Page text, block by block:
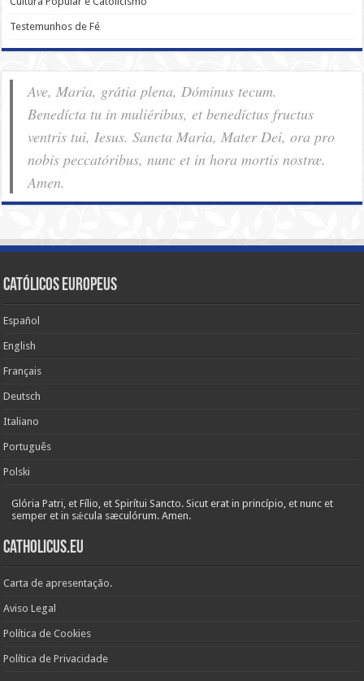
Testemunhos de Fé
Ave, Maria, grátia plena, Dóminus tecum.
Benedícta tu in muliéribus, et benedíctus fructus
ventris tui, Iesus. Sancta Maria, Mater Dei, ora pro
nobis pec­ca­tóribus, nunc et in hora mortis nostræ.
Amen.
Católicos Europeus
Español
English
Français
Deutsch
Italiano
Português
Polski
Glória Patri, et Fílio, et Spirítui Sancto. Sicut erat in princípio, et nunc et
semper et in sǽcula sæculórum. Amen.
Catholicus.eu
Carta de apresentação.
Aviso Legal
Política de Cookies
Política de Privacidade